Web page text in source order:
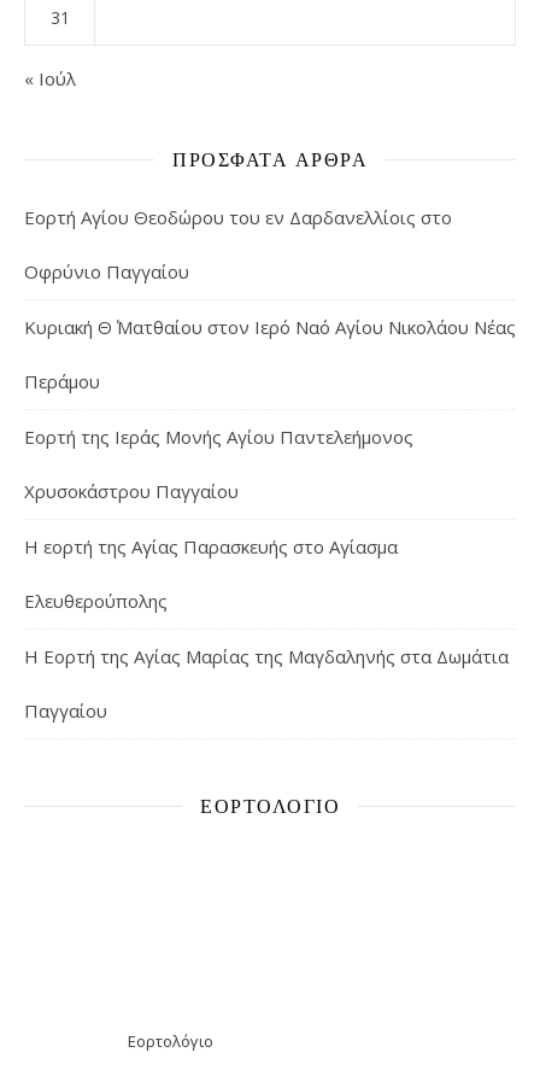
31
« Ιούλ
ΠΡΌΣΦΑΤΑ ΆΡΘΡΑ
Εορτή Αγίου Θεοδώρου του εν Δαρδανελλίοις στο
Οφρύνιο Παγγαίου
Κυριακή Θ΄ Ματθαίου στον Ιερό Ναό Αγίου Νικολάου Νέας
Περάμου
Εορτή της Ιεράς Μονής Αγίου Παντελεήμονος
Χρυσοκάστρου Παγγαίου
Η εορτή της Αγίας Παρασκευής στο Αγίασμα
Ελευθερούπολης
H Εορτή της Αγίας Μαρίας της Μαγδαληνής στα Δωμάτια
Παγγαίου
ΕΟΡΤΟΛΌΓΙΟ
Εορτολόγιο